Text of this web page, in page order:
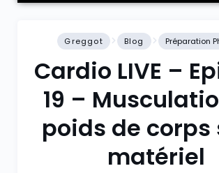
Greggot Blog Préparation
Cardio LIVE –
19 –
poids de corps
matériel